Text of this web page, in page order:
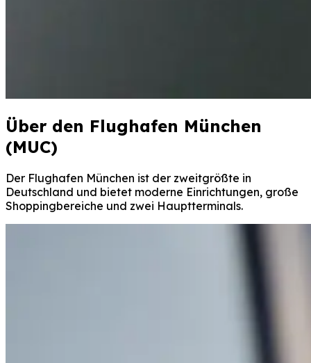
Über den Flughafen München
(MUC)
Der Flughafen München ist der zweitgrößte in
Deutschland und bietet moderne Einrichtungen, große
Shoppingbereiche und zwei Hauptterminals.